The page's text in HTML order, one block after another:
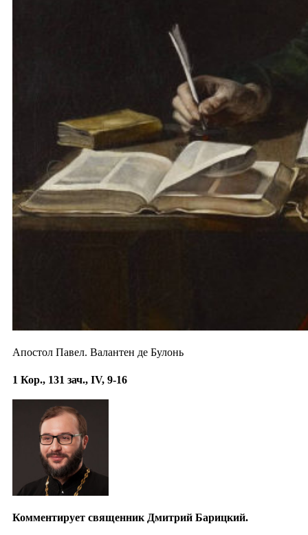
Апостол Павел. Валантен де Булонь
1 Кор., 131 зач., IV, 9-16
Комментирует священник Дмитрий Барицкий.